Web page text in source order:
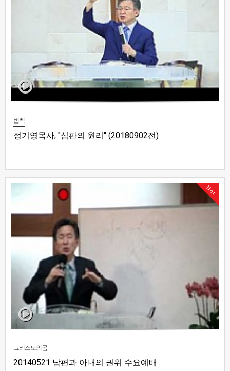
법칙
정기영목사, "심판의 원리" (20180902전)
Hot
그리스도의몸
20140521 남편과 아내의 권위 수요예배